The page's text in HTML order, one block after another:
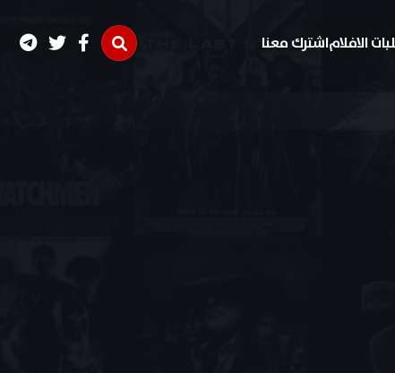
الافلاماشترك معنا